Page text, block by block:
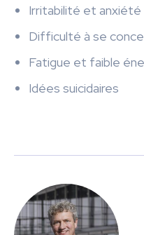
Irritabilité et anxiété
Difficulté à se
Fatigue et faible
Idées suicidaires